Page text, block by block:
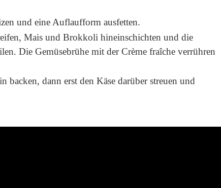
und eine Auflaufform ausfetten.
Mais und Brokkoli hineinschichten und die
Die Gemüsebrühe mit der Crème fraîche verrühren
dann erst den Käse darüber streuen und